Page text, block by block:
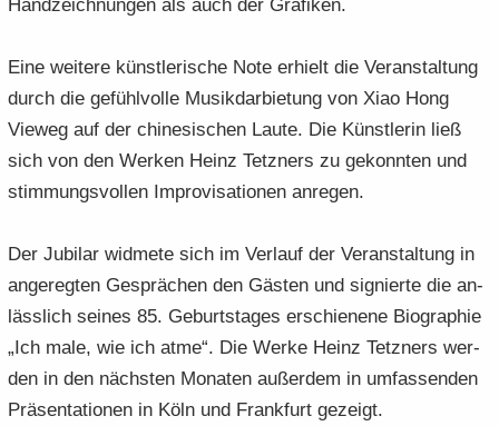
Hand­zeich­nun­gen als auch der Gra­fi­ken.
Eine wei­te­re künst­le­ri­sche Note er­hielt die Ver­an­stal­tung
durch die ge­fühl­vol­le Mu­sik­dar­bie­tung von Xiao Hong
View­eg auf der chi­ne­si­schen Laute. Die Künst­le­rin ließ
sich von den Wer­ken Heinz Tetz­ners zu ge­konn­ten und
stim­mungs­vol­len Im­pro­vi­sa­tio­nen an­re­gen.
Der Ju­bi­lar wid­me­te sich im Ver­lauf der Ver­an­stal­tung in
an­ge­reg­ten Ge­sprä­chen den Gäs­ten und si­gnier­te die an­
läss­lich sei­nes 85. Ge­burts­ta­ges er­schie­ne­ne Bio­gra­phie
„Ich male, wie ich atme“. Die Werke Heinz Tetz­ners wer­
den in den nächs­ten Mo­na­ten au­ßer­dem in um­fas­sen­den
Prä­sen­ta­tio­nen in Köln und Frank­furt ge­zeigt.